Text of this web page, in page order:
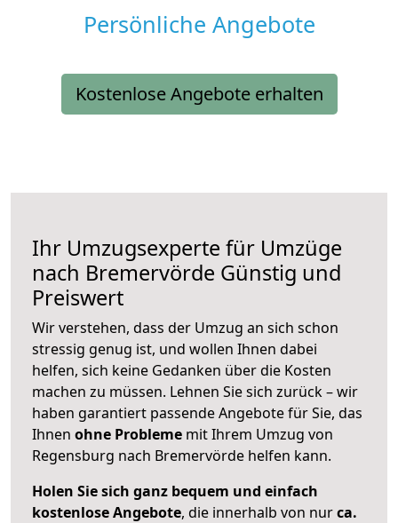
Persönliche Angebote
Kostenlose Angebote erhalten
Ihr Umzugsexperte für Umzüge
nach Bremervörde Günstig und
Preiswert
Wir verstehen, dass der Umzug an sich schon
stressig genug ist, und wollen Ihnen dabei
helfen, sich keine Gedanken über die Kosten
machen zu müssen. Lehnen Sie sich zurück – wir
haben garantiert passende Angebote für Sie, das
Ihnen ohne Probleme mit Ihrem Umzug von
Regensburg nach Bremervörde helfen kann.
Holen Sie sich ganz bequem und einfach
kostenlose Angebote, die innerhalb von nurca.